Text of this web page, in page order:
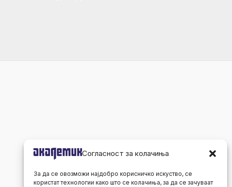
Согласност за колачиња
За да се овозможи најдобро корисничко искуство, се
користат технологии како што се колачиња, за да се зачуваат